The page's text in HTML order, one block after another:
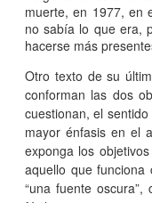
muerte, en 1977, en
no sabía lo que era,
hacerse más
Otro texto de su
conforman las dos
cuestionan, el
mayor énfasis en el
exponga los
aquello que
“una fuente